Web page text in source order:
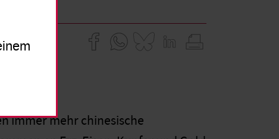
immer mehr chinesische